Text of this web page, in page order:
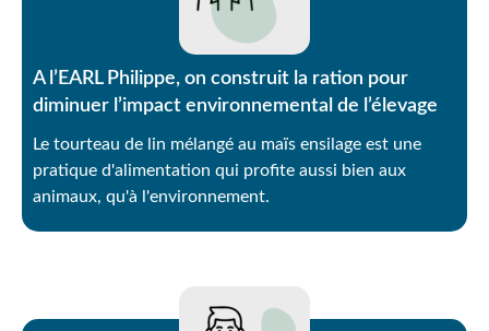
A l’EARL Philippe, on construit la ration pour
diminuer l’impact environnemental de l’élevage
Le tourteau de lin mélangé au maïs ensilage est une
pratique d'alimentation qui profite aussi bien aux
animaux, qu'à l'environnement.